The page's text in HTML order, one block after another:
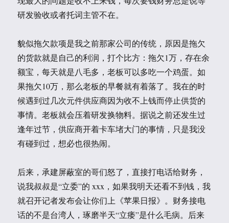
研发验收或者托词主管不在。
貌似拖欠款项是我之前那家公司的传统，原因是拖欠
的货款就是自己的利润，打个比方：拖欠1万，存在余
额宝，每天就是八毛多，老板可以多吃一个鸡蛋。如
果拖欠10万，那么老板的早餐就有着落了。我在的时
候遇到过几次元件供应商因为收不上钱而停止供货的
事情。老板就会压着研发换物料。据说之前还发生过
逢年过节，供应商开着卡车堵大门的事情，只是我没
有碰到过，想必也很热闹。
后来，承建屏蔽室的哥们怒了，直接打电话给财务，
说我叔叔是“立委”的 xxx，如果我明天还看不到钱，我
就召开记者发布会让你们上《苹果日报》。财务接电
话的不是台湾人，琢磨半天“立痿”是什么毛病。后来